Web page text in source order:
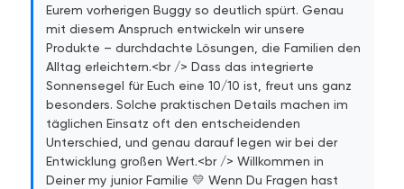
Eurem vorherigen Buggy so deutlich spürt. Genau
mit diesem Anspruch entwickeln wir unsere
Produkte – durchdachte Lösungen, die Familien den
Alltag erleichtern.<br /> Dass das integrierte
Sonnensegel für Euch eine 10/10 ist, freut uns ganz
besonders. Solche praktischen Details machen im
täglichen Einsatz oft den entscheidenden
Unterschied, und genau darauf legen wir bei der
Entwicklung großen Wert.<br /> Willkommen in
Deiner my junior Familie 💛 Wenn Du Fragen hast